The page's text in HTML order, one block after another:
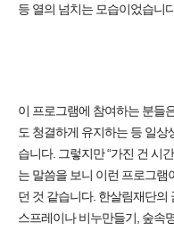
등 열의 넘치는 모습이었습니
이 프로그램에 참여하는 분들
도 청결하게 유지하는 등 일
습니다. 그렇지만 “가진 건 시
는 말씀을 보니 이런 프로그램
던 것 같습니다. 한살림재단의
스프레이나 비누만들기, 숲속